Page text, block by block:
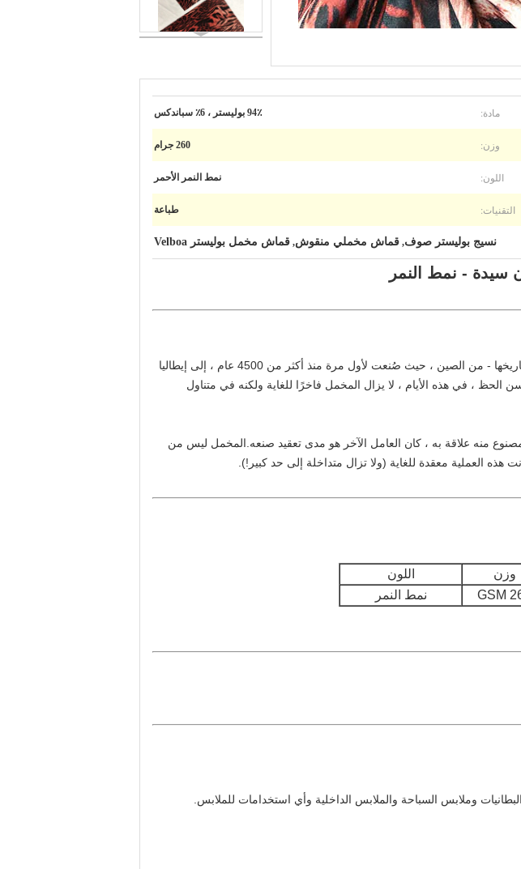
مادة: 94٪ بوليستر ، 6٪ سباندكس
وزن: 260 جرام
اللون: نمط النمر الأحمر
التقنيات: طباعة
نسيج بوليستر صوف, قماش مخملي منقوش, قماش مخمل بوليستر Velboa
المخمل ، مع ملمسه الفخم ولمعانه ، هو إلى حد كبير نسيج السحر الأصلي.بالنسبة لمعظم تاريخها - من الصين ، حيث صُنعت لأول مرة منذ أكثر من 4500 عام ، إلى إيطاليا
، في هذه الأيام ، لا يزال المخمل فاخرًا للغاية ولكنه في متناول
منه علاقة به ، كان العامل الآخر هو مدى تعقيد صنعه.المخمل ليس من
هذه العملية معقدة للغاية (ولا تزال متداخلة إلى حد كبير!).
وزن
اللون
260 نمط النمر
وملابس السباحة والملابس الداخلية وأي استخدامات للملابس.